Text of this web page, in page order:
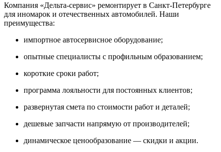
Компания «Дельта-сервис» ремонтирует в Санкт-Петербурге
для иномарок и отечественных автомобилей. Наши
преимущества:
импортное автосервисное оборудование;
опытные специалисты с профильным образованием;
короткие сроки работ;
программа лояльности для постоянных клиентов;
развернутая смета по стоимости работ и деталей;
дешевые запчасти напрямую от производителей;
динамическое ценообразование — скидки и акции.